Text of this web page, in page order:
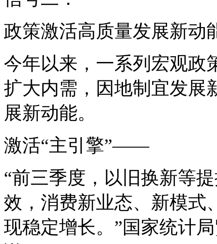
政策激活高质量发展新动
今年以来，一系列宏观政
扩大内需，因地制宜发展
展新动能。
激活“主引擎”——
“前三季度，以旧换新等
效，消费新业态、新模式
现稳定增长。”国家统计